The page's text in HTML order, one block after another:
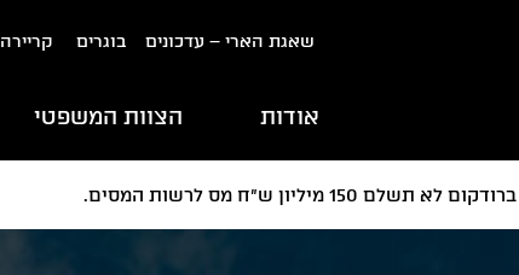
שאגת הארי – עדכונים בוגרים קריירה
אודות הצוות המשפטי
ברודקום לא תשלם 150 מיליון ש"ח מס לרשות המסים.